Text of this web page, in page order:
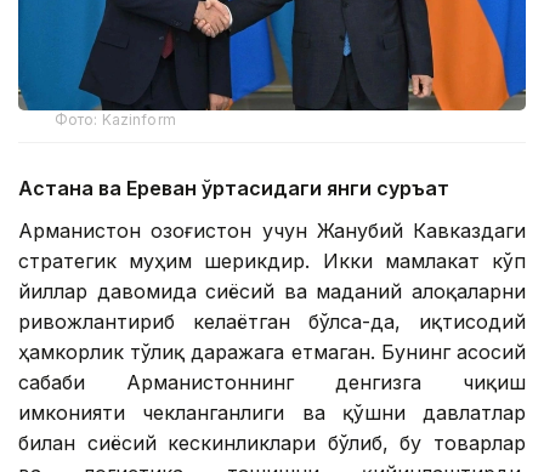
Фото: Kazinform
Астана ва Ереван ўртасидаги янги суръат
Арманистон Қозоғистон учун Жанубий Кавказдаги
стратегик муҳим шерикдир. Икки мамлакат кўп
йиллар давомида сиёсий ва маданий алоқаларни
ривожлантириб келаётган бўлса-да, иқтисодий
ҳамкорлик тўлиқ даражага етмаган. Бунинг асосий
сабаби Арманистоннинг денгизга чиқиш
имконияти чекланганлиги ва қўшни давлатлар
билан сиёсий кескинликлари бўлиб, бу товарлар